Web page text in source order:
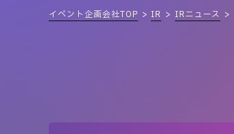
イベント企画会社TOP IR IRニュース